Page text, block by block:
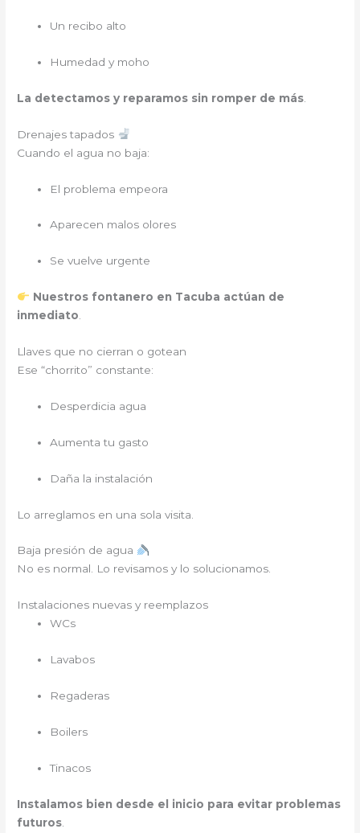
Un recibo alto
Humedad y moho
La detectamos y reparamos sin romper de más
Drenajes tapados
Cuando el agua no baja:
El problema empeora
Aparecen malos olores
Se vuelve urgente
Nuestros fontanero en Tacuba actúan de
inmediato
Llaves que no cierran o gotean
Ese “chorrito” constante:
Desperdicia agua
Aumenta tu gasto
Daña la instalación
Lo arreglamos en una sola visita.
Baja presión de agua
No es normal. Lo revisamos y lo solucionamos.
Instalaciones nuevas y reemplazos
WCs
Lavabos
Regaderas
Boilers
Tinacos
Instalamos bien desde el inicio para evitar problemas
futuros